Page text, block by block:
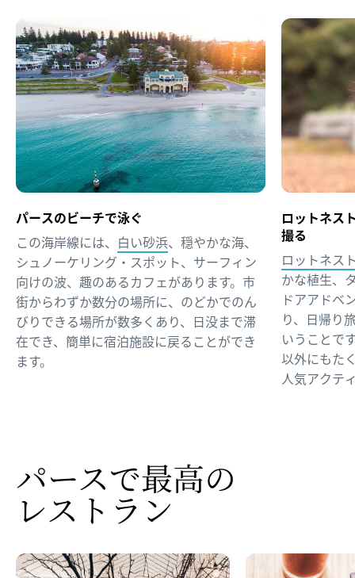
パースのビーチで泳ぐ
この海岸線には、 白い砂浜、穏やかな海、
シュノーケリング・スポット、サーフィン
向けの波、趣のあるカフェがあります。市
街からわずか数分の場所に、のどかでのん
びりできる場所が数多くあり、日没まで滞
在でき、簡単に宿泊施設に戻ることができ
ます。
ロットネス
撮る
ロットネス
かな植生、
ドアアドベ
り、日帰り
いうことで
以外にもた
人気アクテ
パースで​最高の
レストラン